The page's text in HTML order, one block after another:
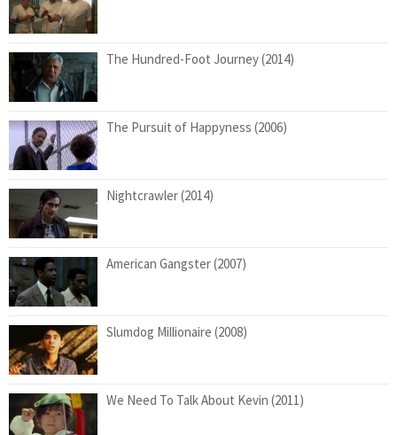
The Hundred-Foot Journey (2014)
The Pursuit of Happyness (2006)
Nightcrawler (2014)
American Gangster (2007)
Slumdog Millionaire (2008)
We Need To Talk About Kevin (2011)